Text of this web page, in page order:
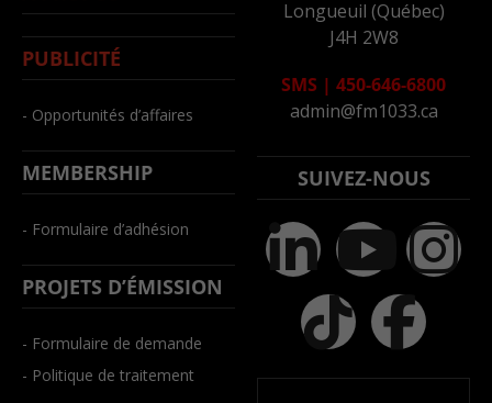
PUBLICITÉ
- Opportunités d’affaires
MEMBERSHIP
- Formulaire d’adhésion
PROJETS D’ÉMISSION
- Formulaire de demande
- Politique de traitement
Longueuil (Québec)
J4H 2W8
SMS | 450-646-6800
admin@fm1033.ca
SUIVEZ-NOUS